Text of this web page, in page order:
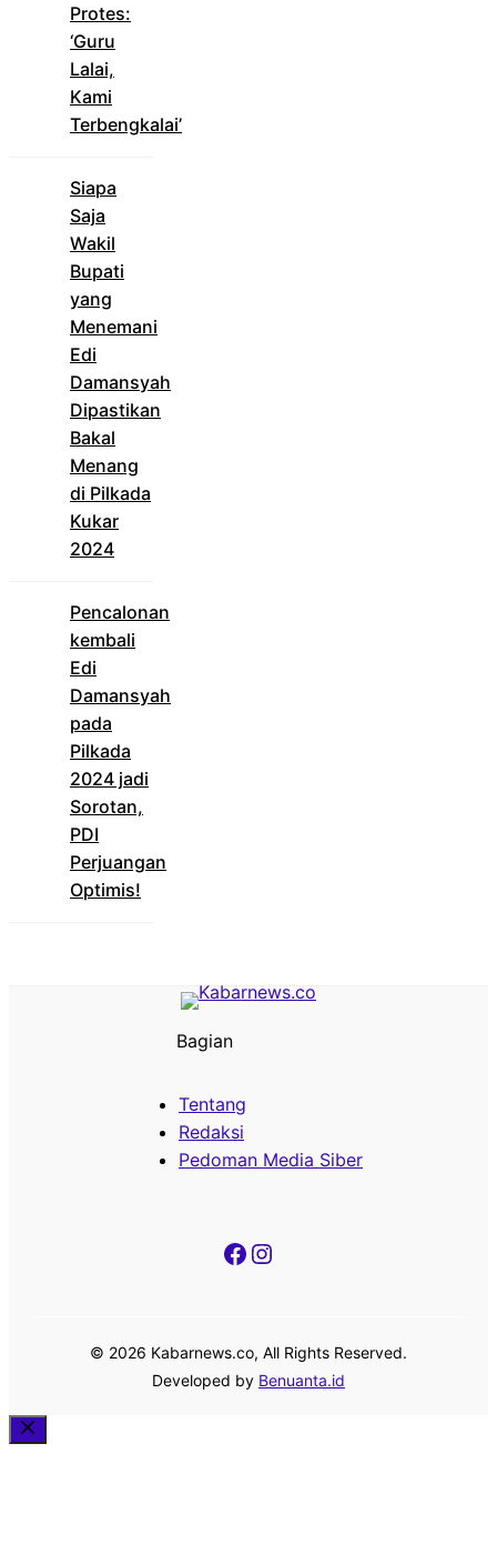
Protes:
‘Guru
Lalai,
Kami
Terbengkalai’
Siapa
Saja
Wakil
Bupati
yang
Menemani
Edi
Damansyah
Dipastikan
Bakal
Menang
di Pilkada
Kukar
2024
Pencalonan
kembali
Edi
Damansyah
pada
Pilkada
2024 jadi
Sorotan,
PDI
Perjuangan
Optimis!
Bagian
Tentang
Redaksi
Pedoman Media Siber
Facebook
Instagram
© 2026 Kabarnews.co, All Rights Reserved.
Developed by Benuanta.id
Close